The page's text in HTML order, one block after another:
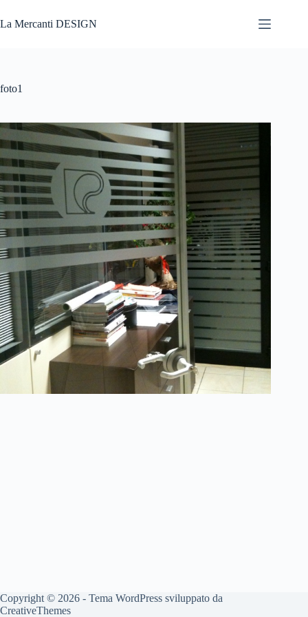
al
contenuto
La Mercanti DESIGN
foto1
Copyright © 2026 - Tema WordPress sviluppato da
CreativeThemes